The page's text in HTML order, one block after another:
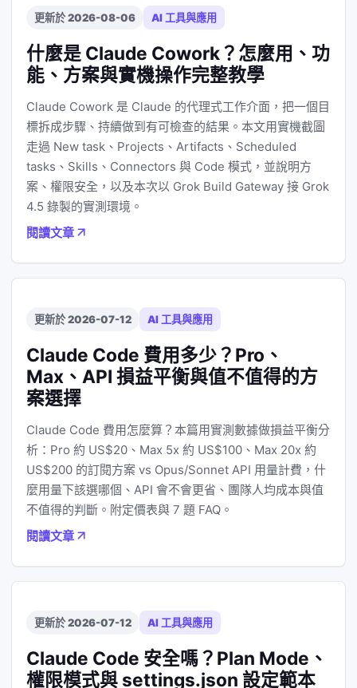
更新於 2026-08-06 AI 工具與應用
什麼是 Claude Cowork？怎麼用、功
能、方案與實機操作完整教學
Claude Cowork 是 Claude 的代理式工作介面，把一個目
標拆成步驟、持續做到有可檢查的結果。本文用實機截圖
走過 New task、Projects、Artifacts、Scheduled
tasks、Skills、Connectors 與 Code 模式，並說明方
案、權限安全，以及本次以 Grok Build Gateway 接 Grok
4.5 錄製的實測環境。
閱讀文章
更新於 2026-07-12 AI 工具與應用
Claude Code 費用多少？Pro、
Max、API 損益平衡與值不值得的方
案選擇
Claude Code 費用怎麼算？本篇用實測數據做損益平衡分
析：Pro 約 US$20、Max 5x 約 US$100、Max 20x 約
US$200 的訂閱方案 vs Opus/Sonnet API 用量計費，什
麼用量下該選哪個、API 會不會更省、團隊人均成本與值
不值得的判斷。附定價表與 7 題 FAQ。
閱讀文章
更新於 2026-07-12 AI 工具與應用
Claude Code 安全嗎？Plan Mode、
權限模式與 settings.json 設定範本